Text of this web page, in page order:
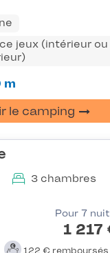
jeux (intérieur ou
m
le camping
3 chambres
Pour 7
1 217
122 € remboursés